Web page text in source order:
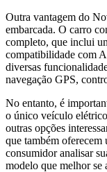
Outra vantagem do
embarcada. O carro
completo, que inclui
compatibilidade com
diversas
navegação GPS,
No entanto, é
o único veículo
outras opções
que também oferecem
consumidor analisar
modelo que melhor se